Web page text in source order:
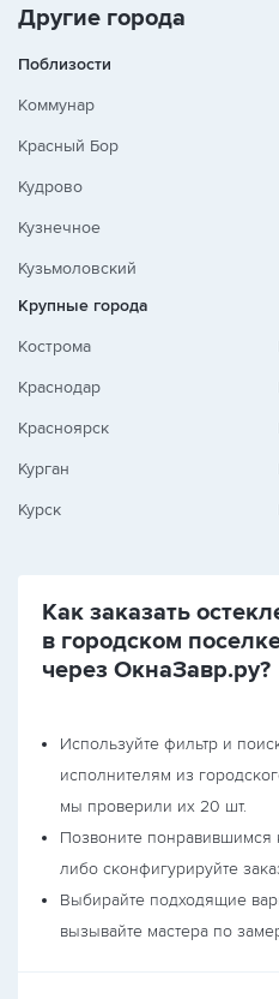
Другие города
Поблизости
Коммунар
Красный Бор
Кудрово
Кузнечное
Кузьмоловский
Крупные города
Кострома
Краснодар
Красноярск
Курган
Курск
Как заказать
в городском
через ОкнаЗавр.ру?
Используйте фильтр и
исполнителям из
мы проверили их 20 шт.
Позвоните понравившимся
либо сконфигурируйте
Выбирайте подходящие
вызывайте мастера по